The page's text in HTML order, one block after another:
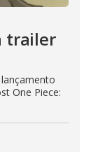
trailer
One Piece: